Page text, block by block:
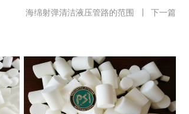
下一篇
海绵射弹清洁液压管路的范围